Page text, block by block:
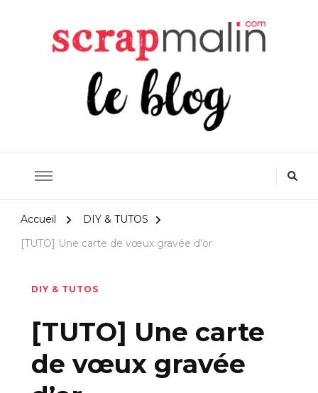
Le Blog Loisirs Créatifs
Accueil
DIY & TUTOS
[TUTO] Une carte de vœux gravée d’or
DIY & TUTOS
[TUTO] Une carte
de vœux gravée